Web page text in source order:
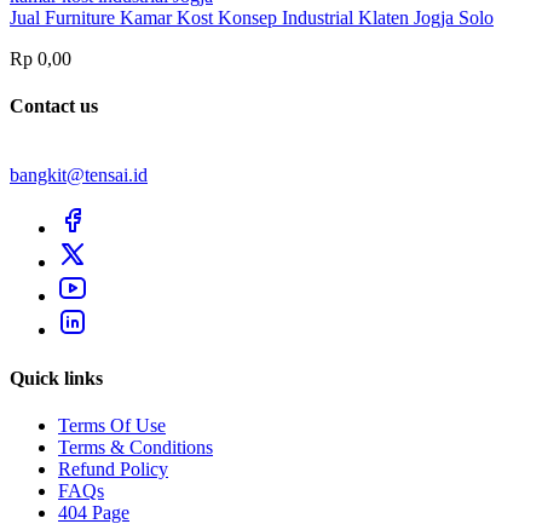
Jual Furniture Kamar Kost Konsep Industrial Klaten Jogja Solo
Rp 0,00
Contact us
bangkit@tensai.id
Quick links
Terms Of Use
Terms & Conditions
Refund Policy
FAQs
404 Page